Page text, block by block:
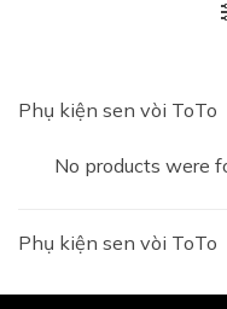
Phụ kiện sen vòi ToTo
No products were
Phụ kiện sen vòi ToTo